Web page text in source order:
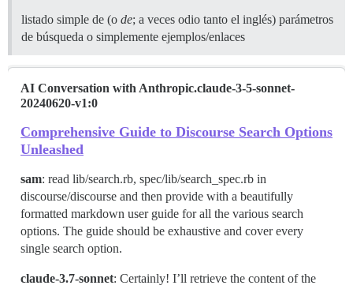
listado simple de (o de; a veces odio tanto el inglés) parámetros
de búsqueda o simplemente ejemplos/enlaces
AI Conversation with Anthropic.claude-3-5-sonnet-
20240620-v1:0
Comprehensive Guide to Discourse Search Options
Unleashed
sam: read lib/search.rb, spec/lib/search_spec.rb in
discourse/discourse and then provide with a beautifully
formatted markdown user guide for all the various search
options. The guide should be exhaustive and cover every
single search option.
claude-3.7-sonnet: Certainly! I’ll retrieve the content of the